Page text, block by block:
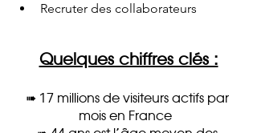
Recruter des collaborateurs
Quelques chiffres clés :
➠ 17 millions de visiteurs actifs par
mois en France